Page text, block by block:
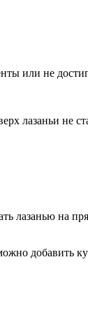
или не
лазаньи не
лазанью на
добавить